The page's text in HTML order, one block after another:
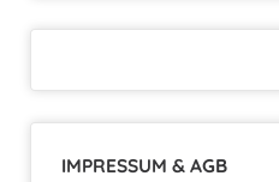
IMPRESSUM & AGB